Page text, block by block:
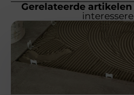
Gerelateerde artikelen